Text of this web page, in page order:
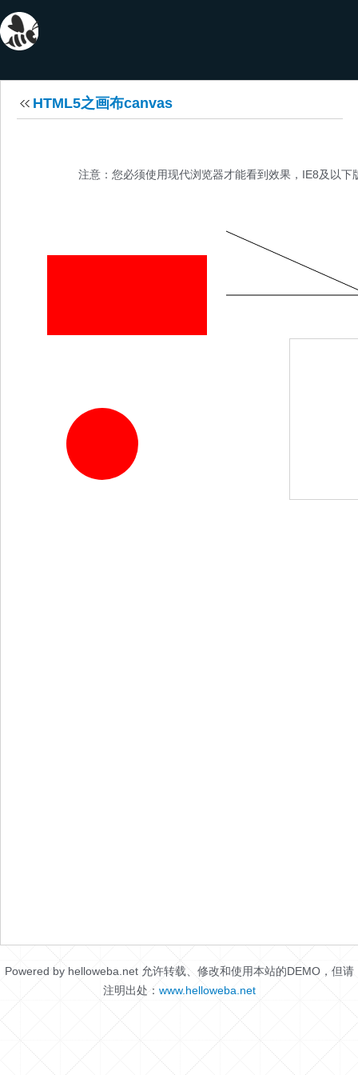
HTML5之画布canvas
注意：您必须使用现代浏览器才能看到效果，IE8及以下
Powered by helloweba.net 允许转载、修改和使用本站的DEMO，但请
注明出处： www.helloweba.net